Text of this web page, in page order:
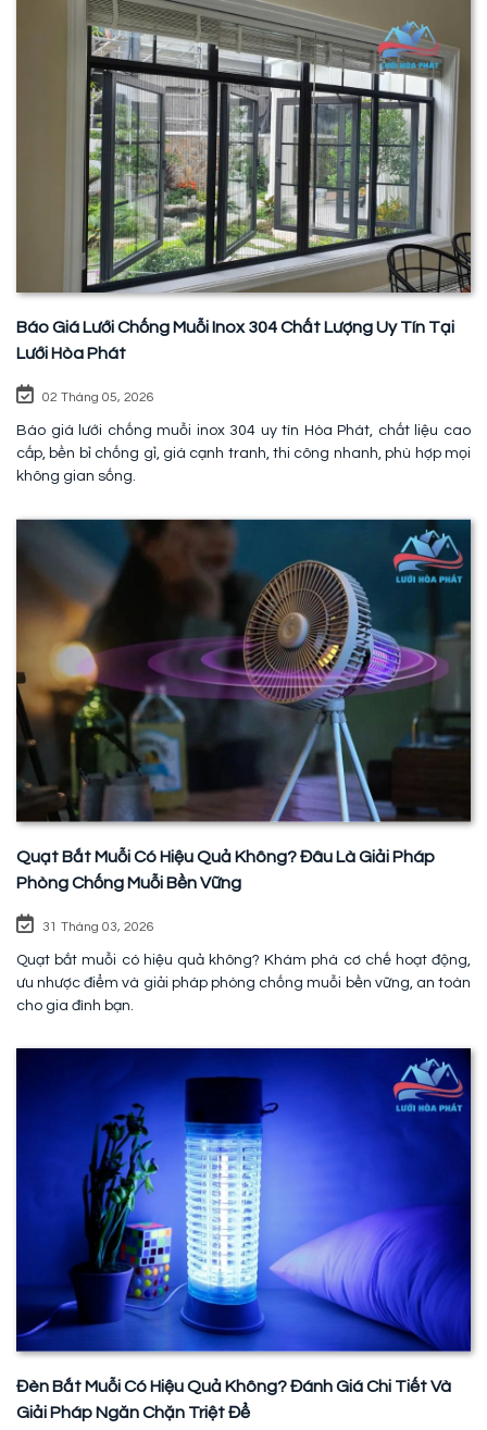
Báo Giá Lưới Chống Muỗi Inox 304 Chất Lượng Uy Tín Tại
Lưới Hòa Phát
02 Tháng 05, 2026
Báo giá lưới chống muỗi inox 304 uy tín Hòa Phát, chất liệu cao
cấp, bền bỉ chống gỉ, giá cạnh tranh, thi công nhanh, phù hợp mọi
không gian sống.
Quạt Bắt Muỗi Có Hiệu Quả Không? Đâu Là Giải Pháp
Phòng Chống Muỗi Bền Vững
31 Tháng 03, 2026
Quạt bắt muỗi có hiệu quả không? Khám phá cơ chế hoạt động,
ưu nhược điểm và giải pháp phòng chống muỗi bền vững, an toàn
cho gia đình bạn.
Đèn Bắt Muỗi Có Hiệu Quả Không? Đánh Giá Chi Tiết Và
Giải Pháp Ngăn Chặn Triệt Để